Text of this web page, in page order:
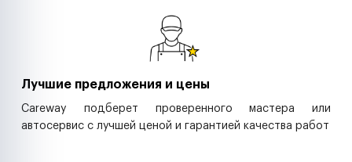
Лучшие предложения и цены
Careway подберет проверенного мастера или
автосервис с лучшей ценой и гарантией качества работ